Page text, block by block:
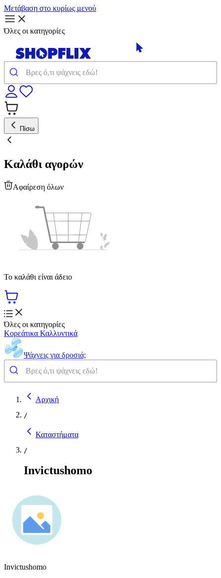
Μετάβαση στο κυρίως μενού
Όλες οι κατηγορίες
Πίσω
Καλάθι αγορών
Αφαίρεση όλων
Το καλάθι είναι άδειο
Όλες οι κατηγορίες
Κορεάτικα Καλλυντικά
Ψάχνεις για δροσιά;
Αρχική
/
Καταστήματα
/
Invictushomo
Invictushomo